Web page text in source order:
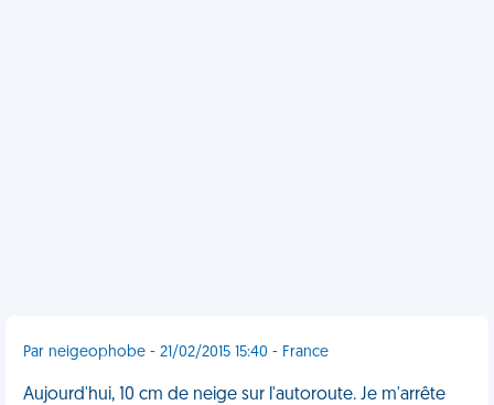
Par neigeophobe - 21/02/2015 15:40 - France
Aujourd'hui, 10 cm de neige sur l'autoroute. Je m'arrête